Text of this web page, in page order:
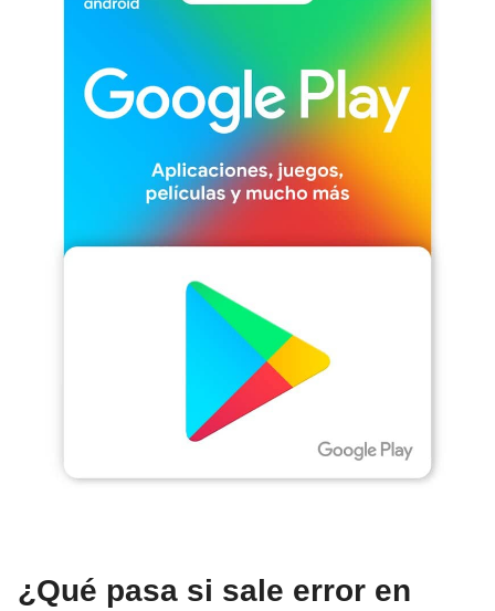
¿Qué pasa si sale error en